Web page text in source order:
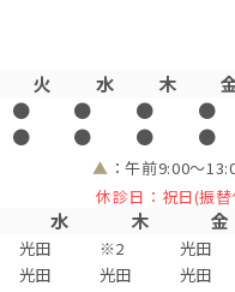
火 水 木
● ● ● ●
● ● ● ●
▲ ：午前9:00～
休診日：祝日(振
水 木 金
光田 ※2 光田
光田 光田 光田